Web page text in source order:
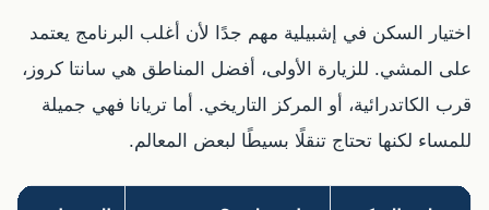
اختيار السكن في إشبيلية مهم جدًا لأن أغلب البرنامج يعتمد
على المشي. للزيارة الأولى، أفضل المناطق هي سانتا كروز،
قرب الكاتدرائية، أو المركز التاريخي. أما تريانا فهي جميلة
للمساء لكنها تحتاج تنقلًا بسيطًا لبعض المعالم.